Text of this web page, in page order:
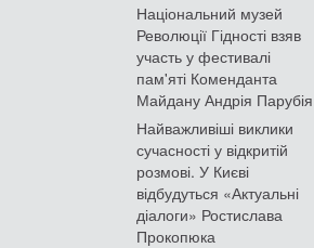
Національний музей
Революції Гідності взяв
участь у фестивалі
пам'яті Коменданта
Майдану Андрія Парубія
Найважливіші виклики
сучасності у відкритій
розмові. У Києві
відбудуться «Актуальні
діалоги» Ростислава
Прокопюка